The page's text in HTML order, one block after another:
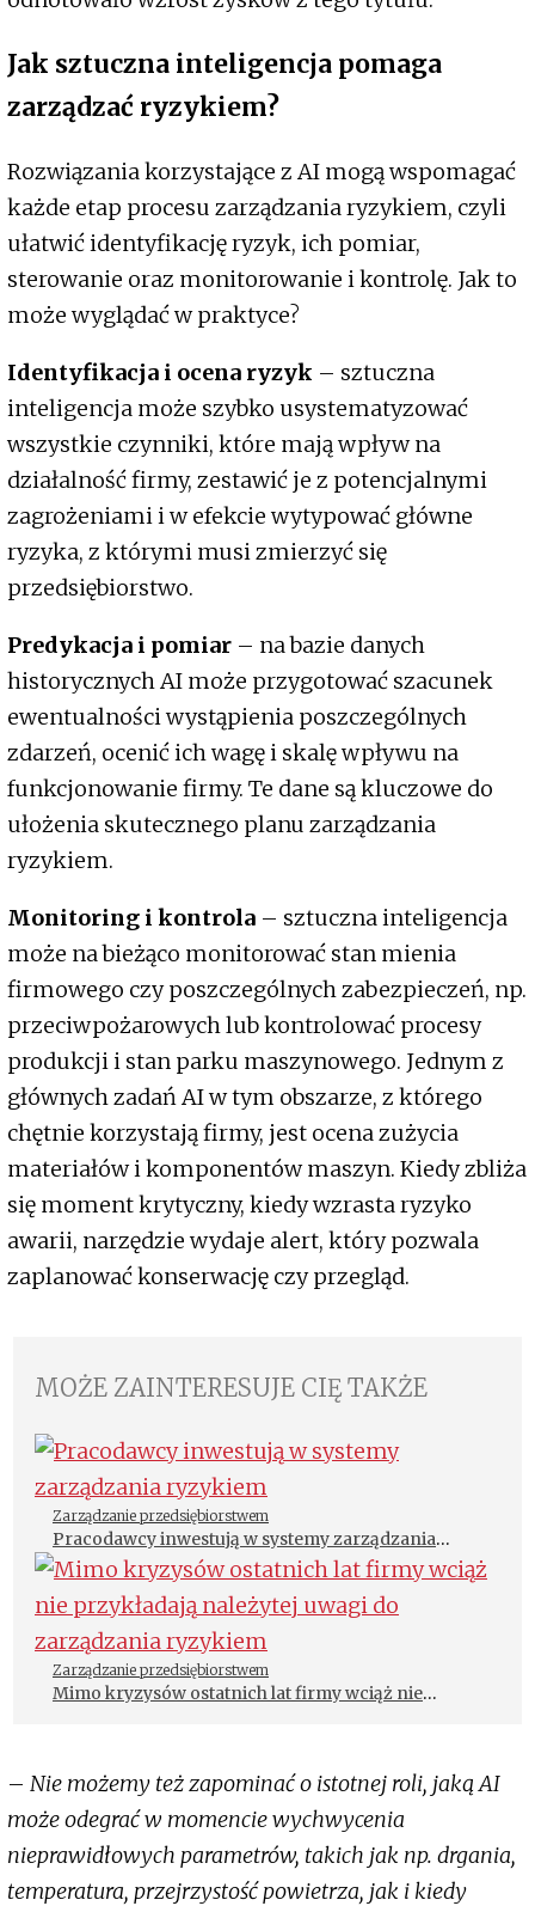
Jak sztuczna inteligencja pomaga
zarządzać ryzykiem?
Rozwiązania korzystające z AI mogą wspomagać
każde etap procesu zarządzania ryzykiem, czyli
ułatwić identyfikację ryzyk, ich pomiar,
sterowanie oraz monitorowanie i kontrolę. Jak to
może wyglądać w praktyce?
Identyfikacja i ocena ryzyk – sztuczna
inteligencja może szybko usystematyzować
wszystkie czynniki, które mają wpływ na
działalność firmy, zestawić je z potencjalnymi
zagrożeniami i w efekcie wytypować główne
ryzyka, z którymi musi zmierzyć się
przedsiębiorstwo.
Predykacja i pomiar – na bazie danych
historycznych AI może przygotować szacunek
ewentualności wystąpienia poszczególnych
zdarzeń, ocenić ich wagę i skalę wpływu na
funkcjonowanie firmy. Te dane są kluczowe do
ułożenia skutecznego planu zarządzania
ryzykiem.
Monitoring i kontrola – sztuczna inteligencja
może na bieżąco monitorować stan mienia
firmowego czy poszczególnych zabezpieczeń, np.
przeciwpożarowych lub kontrolować procesy
produkcji i stan parku maszynowego. Jednym z
głównych zadań AI w tym obszarze, z którego
chętnie korzystają firmy, jest ocena zużycia
materiałów i komponentów maszyn. Kiedy zbliża
się moment krytyczny, kiedy wzrasta ryzyko
awarii, narzędzie wydaje alert, który pozwala
zaplanować konserwację czy przegląd.
MOŻE ZAINTERESUJE CIĘ TAKŻE
Zarządzanie przedsiębiorstwem
Pracodawcy inwestują w systemy zarządzania
ryzykiem
Zarządzanie przedsiębiorstwem
Mimo kryzysów ostatnich lat firmy wciąż nie
– Nie możemy też zapominać o istotnej roli, jaką AI
może odegrać w momencie wychwycenia
nieprawidłowych parametrów, takich jak np. drgania,
temperatura, przejrzystość powietrza, jak i kiedy